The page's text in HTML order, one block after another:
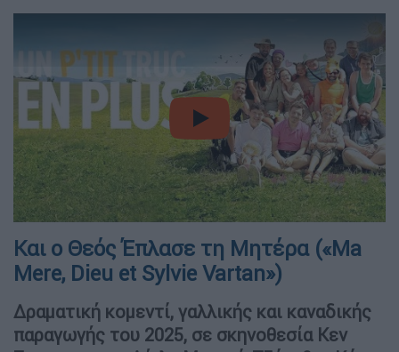
video
Και ο Θεός Έπλασε τη Μητέρα («Ma
Mere, Dieu et Sylvie Vartan»)
Δραματική κομεντί, γαλλικής και καναδικής
παραγωγής του 2025, σε σκηνοθεσία Κεν